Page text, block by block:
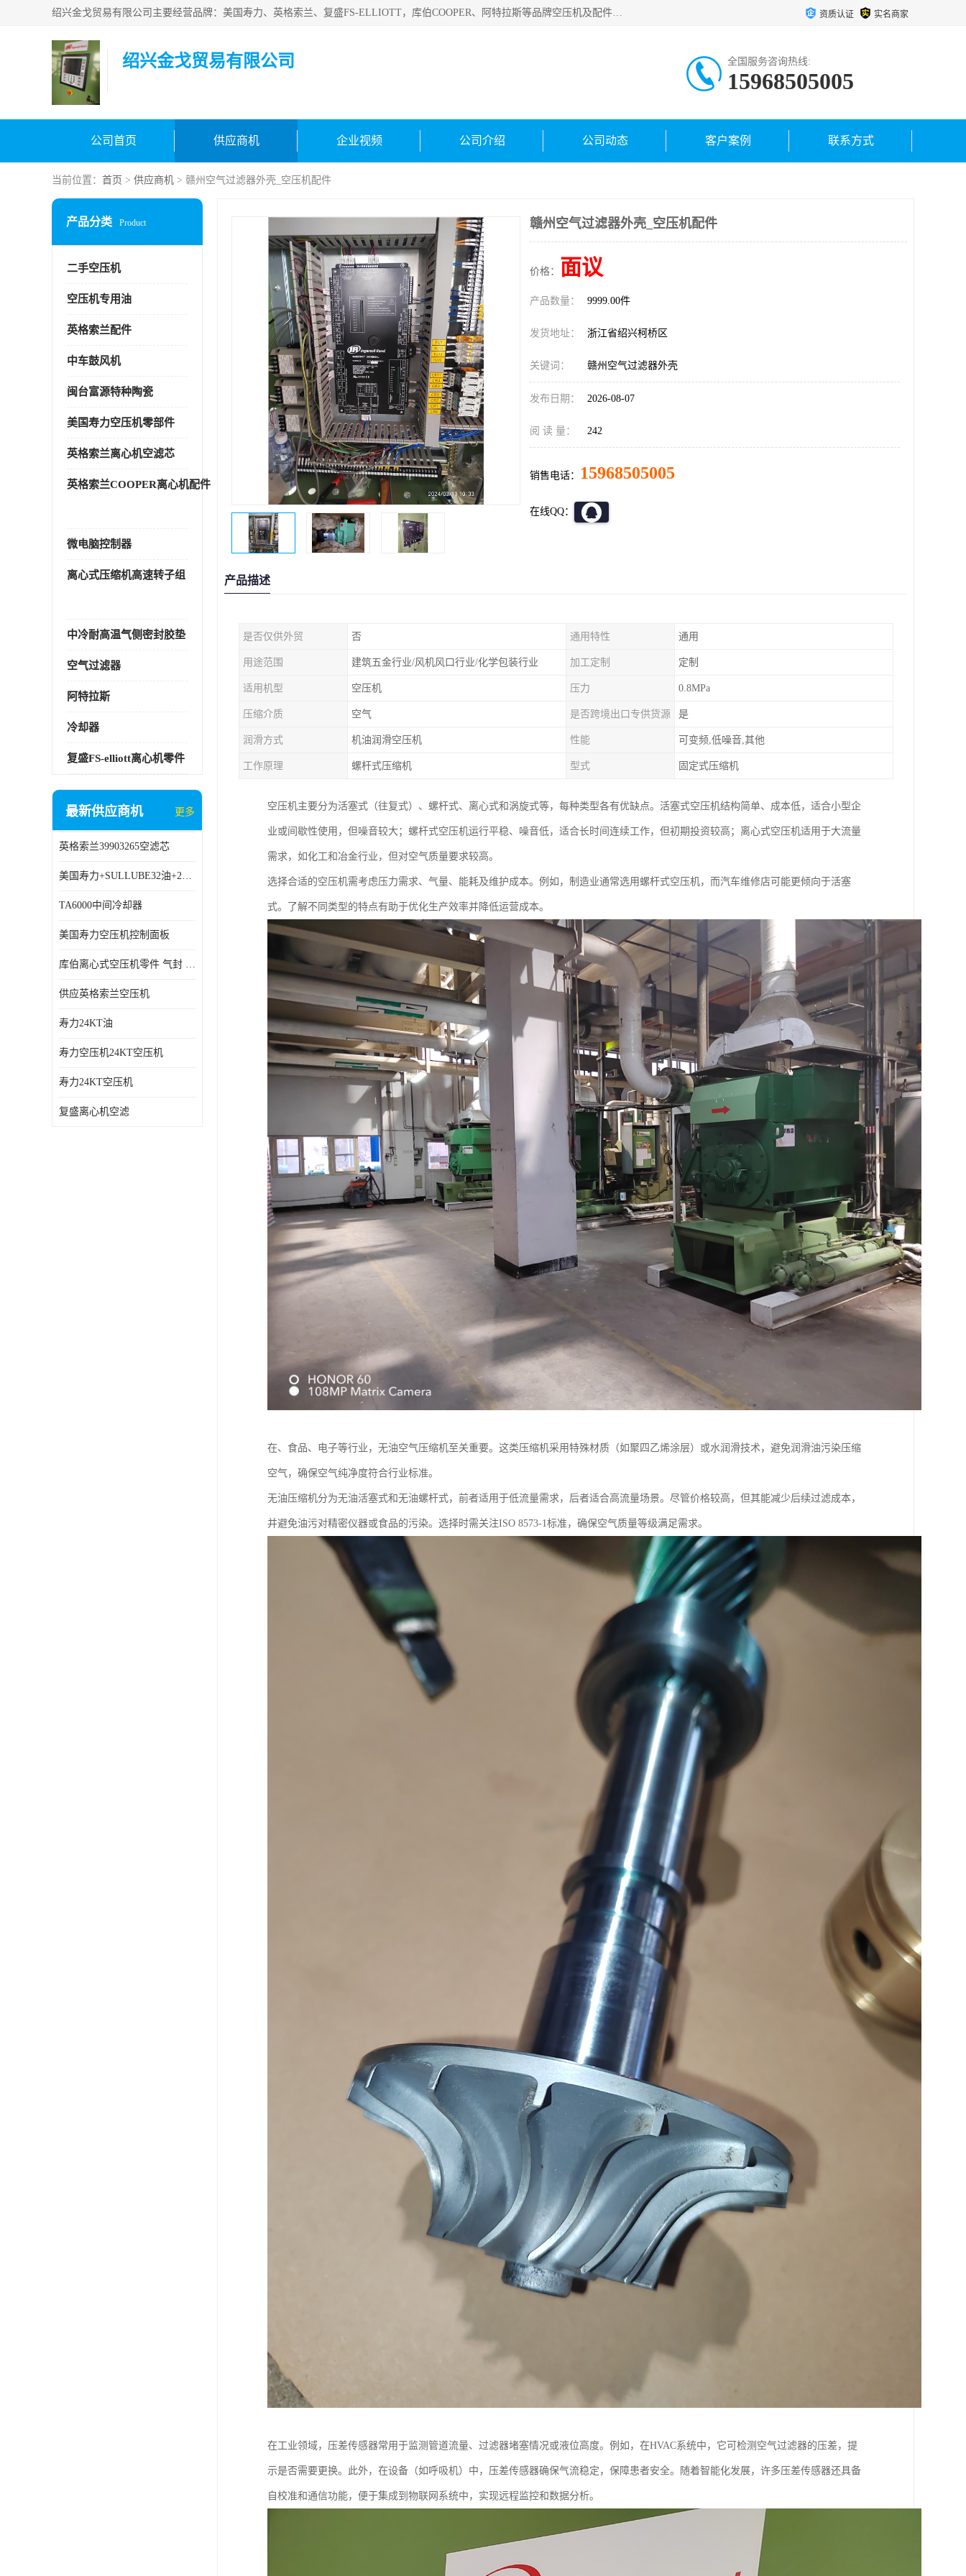
绍兴金戈贸易有限公司主要经营品牌：美国寿力、英格索兰、复盛FS-ELLIOTT，库伯COOPER、阿特拉斯等品牌空压机及配件销售；承接全厂空气压缩机管理、维护保养；节能改造；气体干燥机销售、维护、维修、保养。销售各种品牌空压机空气滤芯、油滤芯、油气分离器；精密过滤器滤芯；除油雾滤芯；抽真空滤芯，消音器，疏水器。劳务承接：全厂空压机维修保养工程，安装工程；移机或汰换工程；节能改造工程等。 资质认证 实名商家
绍兴金戈贸易有限公司 全国服务咨询热线:
15968505005
公司首页 供应商机 企业视频 公司介绍 公司动态 客户案例 联系方式
当前位置： 首页 > 供应商机 > 赣州空气过滤器外壳_空压机配件
产品分类 Product
二手空压机
空压机专用油
英格索兰配件
中车鼓风机
闽台富源特种陶瓷
美国寿力空压机零部件
英格索兰离心机空滤芯
英格索兰COOPER离心机配件
微电脑控制器
离心式压缩机高速转子组
中冷耐高温气侧密封胶垫
空气过滤器
阿特拉斯
冷却器
复盛FS-elliott离心机零件
最新供应商机 更多
英格索兰39903265空滤芯
美国寿力+SULLUBE32油+250022-669
TA6000中间冷却器
美国寿力空压机控制面板
库伯离心式空压机零件 气封 机型 TA6000 TA18 TA9000原厂品质
供应英格索兰空压机
寿力24KT油
寿力空压机24KT空压机
寿力24KT空压机
复盛离心机空滤
赣州空气过滤器外壳_空压机配件
价格： 面议
产品数量： 9999.00件
发货地址： 浙江省绍兴柯桥区
关键词： 赣州空气过滤器外壳
发布日期： 2026-08-07
阅 读 量： 242
销售电话： 15968505005
在线QQ：
产品描述
是否仅供外贸 否 通用特性 通用
用途范围 建筑五金行业/风机风口行业/化学包装行业 加工定制 定制
适用机型 空压机 压力 0.8MPa
压缩介质 空气 是否跨境出口专供货源 是
润滑方式 机油润滑空压机 性能 可变频,低噪音,其他
工作原理 螺杆式压缩机 型式 固定式压缩机
空压机主要分为活塞式（往复式）、螺杆式、离心式和涡旋式等，每种类型各有优缺点。活塞式空压机结构简单、成本低，适合小型企
业或间歇性使用，但噪音较大；螺杆式空压机运行平稳、噪音低，适合长时间连续工作，但初期投资较高；离心式空压机适用于大流量
需求，如化工和冶金行业，但对空气质量要求较高。
选择合适的空压机需考虑压力需求、气量、能耗及维护成本。例如，制造业通常选用螺杆式空压机，而汽车维修店可能更倾向于活塞
式。了解不同类型的特点有助于优化生产效率并降低运营成本。
在、食品、电子等行业，无油空气压缩机至关重要。这类压缩机采用特殊材质（如聚四乙烯涂层）或水润滑技术，避免润滑油污染压缩
空气，确保空气纯净度符合行业标准。
无油压缩机分为无油活塞式和无油螺杆式，前者适用于低流量需求，后者适合高流量场景。尽管价格较高，但其能减少后续过滤成本，
并避免油污对精密仪器或食品的污染。选择时需关注ISO 8573-1标准，确保空气质量等级满足需求。
在工业领域，压差传感器常用于监测管道流量、过滤器堵塞情况或液位高度。例如，在HVAC系统中，它可检测空气过滤器的压差，提
示是否需要更换。此外，在设备（如呼吸机）中，压差传感器确保气流稳定，保障患者安全。随着智能化发展，许多压差传感器还具备
自校准和通信功能，便于集成到物联网系统中，实现远程监控和数据分析。